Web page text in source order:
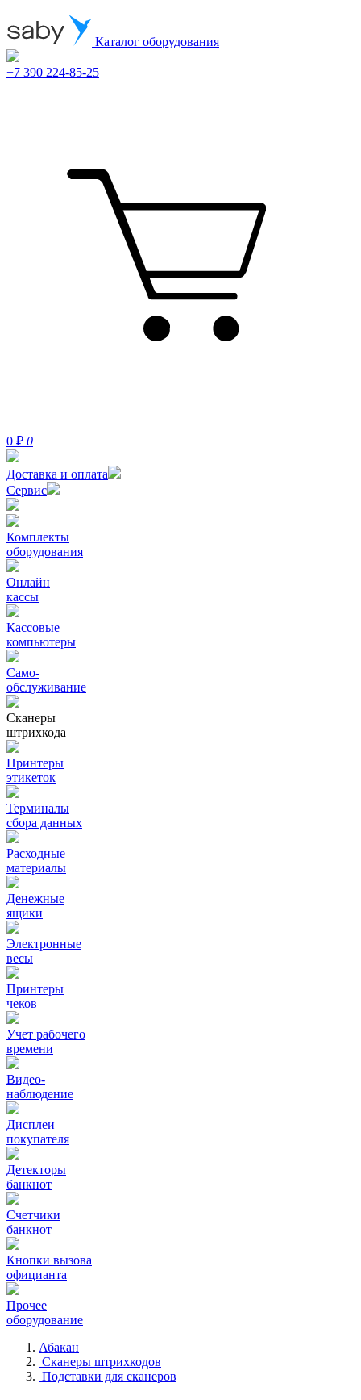
Каталог оборудования
+7 390 224-85-25
0 ₽ 0
Доставка и оплата
Сервис
Комплекты
оборудования
Онлайн
кассы
Кассовые
компьютеры
Само-
обслуживание
Сканеры
штрихкода
Принтеры
этикеток
Терминалы
сбора данных
Расходные
материалы
Денежные
ящики
Электронные
весы
Принтеры
чеков
Учет рабочего
времени
Видео‑
наблюдение
Дисплеи
покупателя
Детекторы
банкнот
Счетчики
банкнот
Кнопки вызова
официанта
Прочее
оборудование
Абакан
Сканеры штрихкодов
Подставки для сканеров